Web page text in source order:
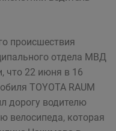
происшествия
отдела МВД
что 22 июня в 16
TOYOTA RAUM
дорогу водителю
велосипеда, которая